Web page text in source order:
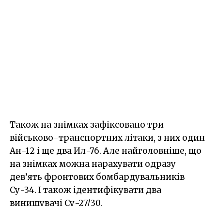
Також на знімках зафіксовано три
військово-транспортних літаки, з них один
Ан-12 і ще два Ил-76. Але найголовніше, що
на знімках можна нарахувати одразу
дев’ять фронтових бомбардувальників
Су-34. І також ідентифікувати два
винищувачі Су-27/30.